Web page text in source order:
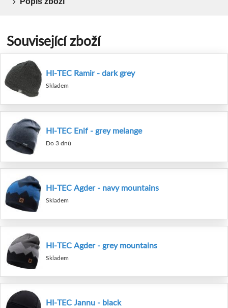
Související zboží
HI-TEC Ramir - dark grey
Skladem
HI-TEC Enif - grey melange
Do 3 dnů
HI-TEC Agder - navy mountains
Skladem
HI-TEC Agder - grey mountains
Skladem
HI-TEC Jannu - black